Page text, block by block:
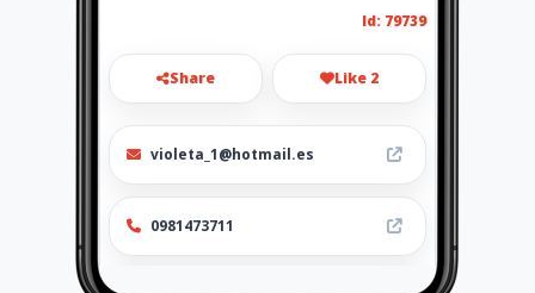
Id: 79739
Share Like 2
violeta_1@hotmail.es
0981473711